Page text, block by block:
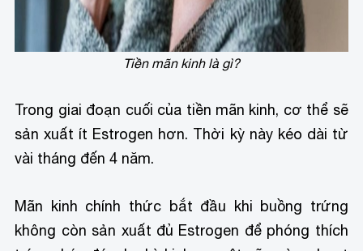
Tiền mãn kinh là gì?
Trong giai đoạn cuối của tiền mãn kinh, cơ thể sẽ
sản xuất ít Estrogen hơn. Thời kỳ này kéo dài từ
vài tháng đến 4 năm.
Mãn kinh chính thức bắt đầu khi buồng trứng
không còn sản xuất đủ Estrogen để phóng thích